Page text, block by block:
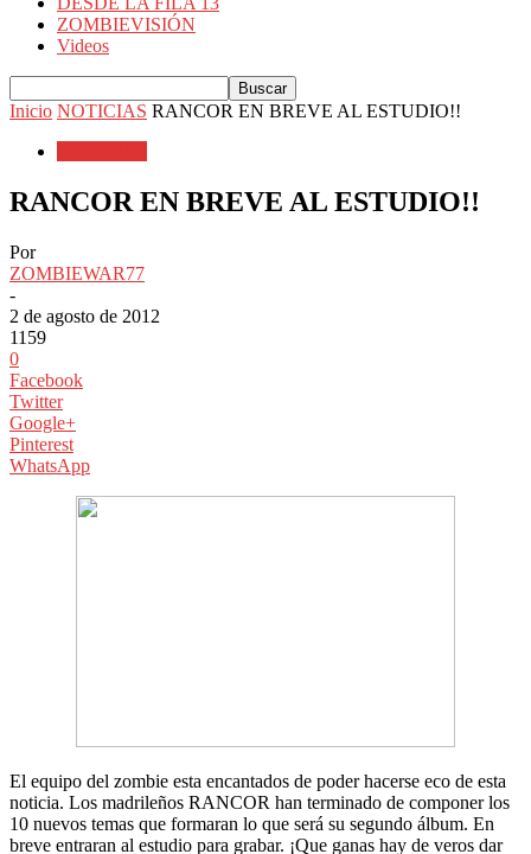
ZOMBIEVISIÓN
Videos
Inicio NOTICIAS RANCOR EN BREVE AL ESTUDIO!!
RANCOR EN BREVE AL ESTUDIO!!
Por
ZOMBIEWAR77
-
2 de agosto de 2012
1159
0
Facebook
Twitter
Google+
Pinterest
WhatsApp
El equipo del zombie esta encantados de poder hacerse eco de esta
noticia. Los madrileños RANCOR han terminado de componer los
10 nuevos temas que formaran lo que será su segundo álbum. En
breve entraran al estudio para grabar. ¡Que ganas hay de veros dar